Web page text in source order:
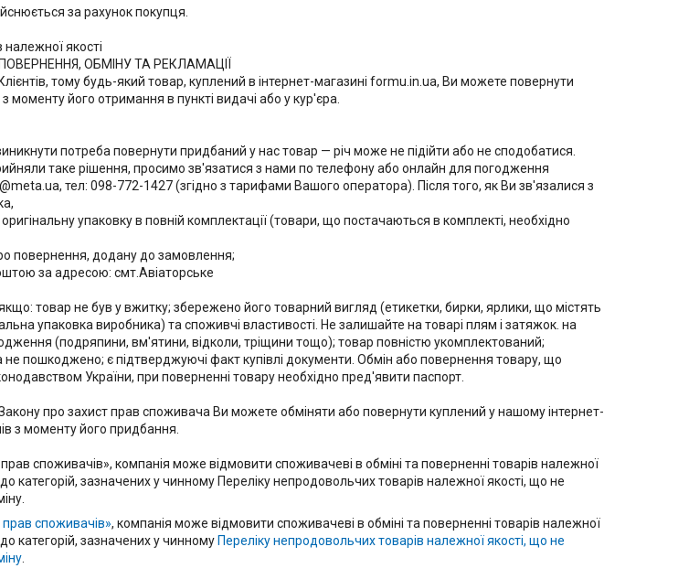
за рахунок покупця.
якості
ПОВЕРНЕННЯ, ОБМІНУ ТА РЕКЛАМАЦІЇ
тому будь-який товар, куплений в інтернет-магазині formu.in.ua, Ви можете повернути
моменту його отримання в пункті видачі або у кур'єра.
потреба повернути придбаний у нас товар — річ може не підійти або не сподобатися.
таке рішення, просимо зв'язатися з нами по телефону або онлайн для погодження
тел: 098-772-1427 (згідно з тарифами Вашого оператора). Після того, як Ви зв'язалися з
упаковку в повній комплектації (товари, що постачаються в комплекті, необхідно
повернення, додану до замовлення;
за адресою: смт.Авіаторське
товар не був у вжитку; збережено його товарний вигляд (етикетки, бирки, ярлики, що містять
упаковка виробника) та споживчі властивості. Не залишайте на товарі плям і затяжок. на
(подряпини, вм'ятини, відколи, тріщини тощо); товар повністю укомплектований;
пошкоджено; є підтверджуючі факт купівлі документи. Обмін або повернення товару, що
України, при поверненні товару необхідно пред'явити паспорт.
про захист прав споживача Ви можете обміняти або повернути куплений у нашому інтернет-
з моменту його придбання.
споживачів», компанія може відмовити споживачеві в обміні та поверненні товарів належної
категорій, зазначених у чинному Переліку непродовольчих товарів належної якості, що не
споживачів», компанія може відмовити споживачеві в обміні та поверненні товарів належної
категорій, зазначених у чинному Переліку непродовольчих товарів належної якості, що не